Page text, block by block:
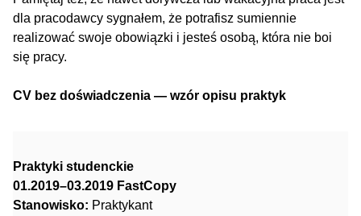
dla pracodawcy sygnałem, że potrafisz sumiennie
realizować swoje obowiązki i jesteś osobą, która nie boi
się pracy.
CV bez doświadczenia — wzór opisu praktyk
Praktyki studenckie
01.2019–03.2019 FastCopy
Stanowisko: Praktykant